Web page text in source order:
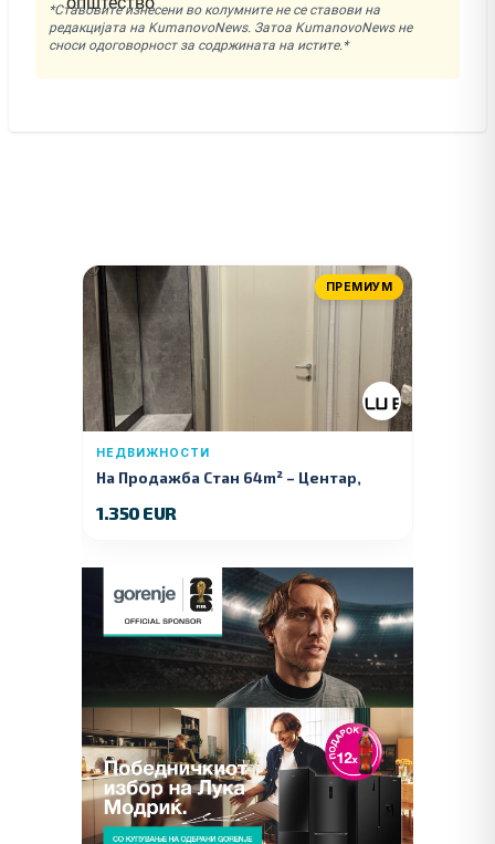
*Ставовите изнесени во колумните не се ставови на
редакцијата на KumanovoNews. Затоа KumanovoNews не
сноси одоговорност за содржината на истите.*
ПРЕМИУМ
НЕДВИЖНОСТИ
На Продажба Стан 64m² – Центар,
1.350 EUR